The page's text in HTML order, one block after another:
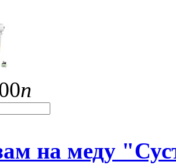
п
на меду